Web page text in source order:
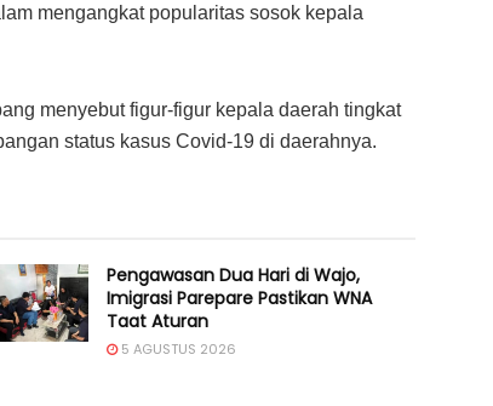
mengangkat popularitas sosok kepala
menyebut figur-figur kepala daerah tingkat
status kasus Covid-19 di daerahnya.
Pengawasan Dua Hari di Wajo,
Imigrasi Parepare Pastikan WNA
Taat Aturan
5 AGUSTUS 2026